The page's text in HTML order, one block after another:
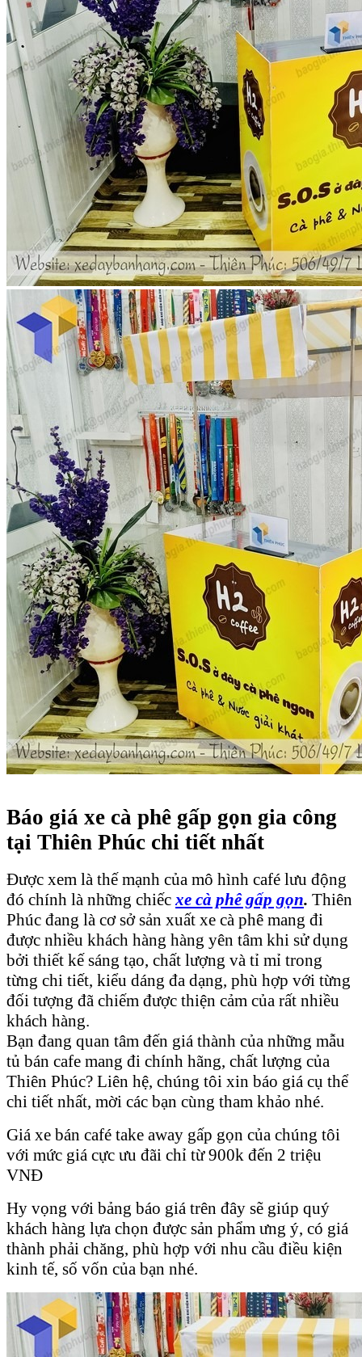
Báo giá xe cà phê gấp gọn gia công
tại Thiên Phúc chi tiết nhất
Được xem là thế mạnh của mô hình café lưu động
đó chính là những chiếcxe cà phê gấp gọn. Thiên
Phúc đang là cơ sở sản xuất xe cà phê mang đi
được nhiều khách hàng hàng yên tâm khi sử dụng
bởi thiết kế sáng tạo, chất lượng và tỉ mỉ trong
từng chi tiết, kiểu dáng đa dạng, phù hợp với từng
đối tượng đã chiếm được thiện cảm của rất nhiều
khách hàng.
Bạn đang quan tâm đến giá thành của những mẫu
tủ bán cafe mang đi chính hãng, chất lượng của
Thiên Phúc? Liên hệ, chúng tôi xin báo giá cụ thể
chi tiết nhất, mời các bạn cùng tham khảo nhé.
Giá xe bán café take away gấp gọn của chúng tôi
với mức giá cực ưu đãi chỉ từ 900k đến 2 triệu
VNĐ
Hy vọng với bảng báo giá trên đây sẽ giúp quý
khách hàng lựa chọn được sản phẩm ưng ý, có giá
thành phải chăng, phù hợp với nhu cầu điều kiện
kinh tế, số vốn của bạn nhé.